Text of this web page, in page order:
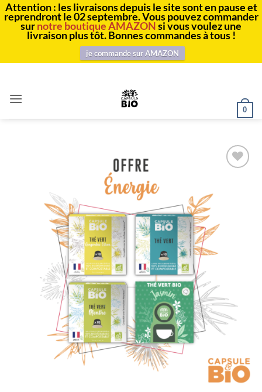
Attention : les livraisons depuis le site sont en pause et
reprendront le 02 septembre. Vous pouvez commander
surnotre boutique AMAZONsi vous voulez une
livraison plus tôt. Bonnes commandes à tous !
je commande sur AMAZON
contenu
0